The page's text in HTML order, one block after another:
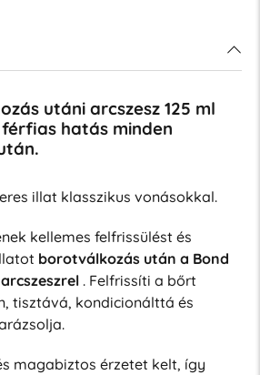
utáni arcszesz 125 ml
hatás minden
illat klasszikus vonásokkal.
kellemes felfrissülést és
borotválkozás után a Bond
. Felfrissíti a bőrt
tisztává, kondicionálttá és
magabiztos érzetet kelt, így